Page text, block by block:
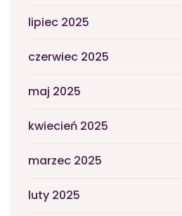
lipiec 2025
czerwiec 2025
maj 2025
kwiecień 2025
marzec 2025
luty 2025